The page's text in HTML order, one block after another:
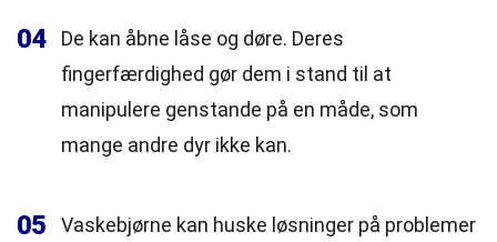
04
De kan åbne låse og døre. Deres
fingerfærdighed gør dem i stand til at
manipulere genstande på en måde, som
mange andre dyr ikke kan.
05
Vaskebjørne kan huske løsninger på problemer